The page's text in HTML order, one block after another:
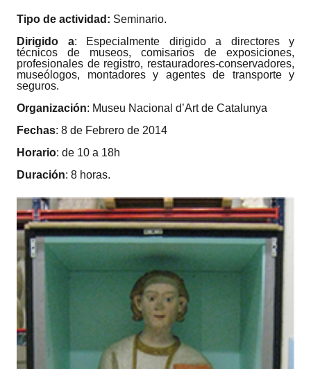
Tipo de actividad: Seminario.
Dirigido a: Especialmente dirigido a directores y
técnicos de museos, comisarios de exposiciones,
profesionales de registro, restauradores-conservadores,
museólogos, montadores y agentes de transporte y
seguros.
Organización: Museu Nacional d’Art de Catalunya
Fechas: 8 de Febrero de 2014
Horario: de 10 a 18h
Duración: 8 horas.